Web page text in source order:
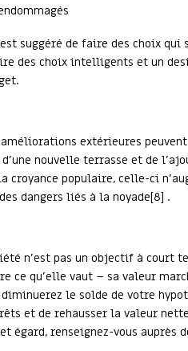
suggéré de faire des choix qui
des choix intelligents et un
extérieures
nouvelle terrasse et de
croyance populaire, celle-ci
dangers liés à la noyade[8] .
n’est pas un objectif à court
qu’elle vaut – sa valeur
le solde de votre
et de rehausser la valeur
renseignez-vous auprès